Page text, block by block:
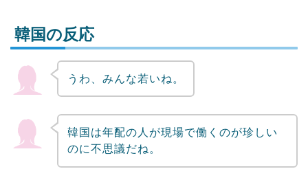
Powered by livedoor 相互RSS
韓国の反応
うわ、みんな若いね。
韓国は年配の人が現場で働くのが珍しい
のに不思議だね。